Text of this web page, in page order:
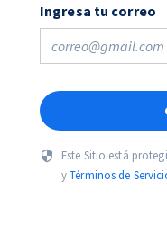
Ingresa tu correo
Este Sitio está
yTérminos de